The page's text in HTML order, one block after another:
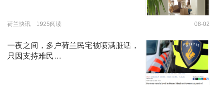
荷兰快讯 1925阅读 08-02
一夜之间，多户荷兰民宅被喷满脏话，
只因支持难民…